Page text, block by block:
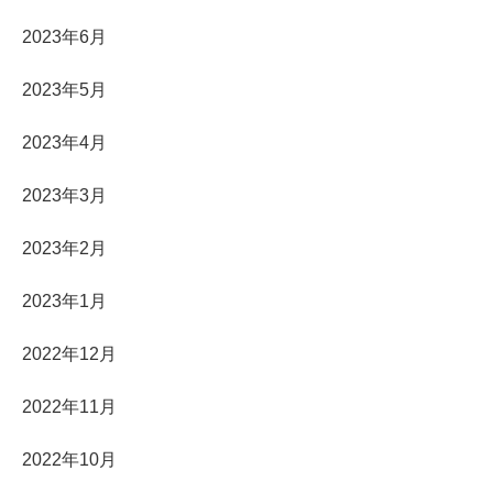
2023年6月
2023年5月
2023年4月
2023年3月
2023年2月
2023年1月
2022年12月
2022年11月
2022年10月